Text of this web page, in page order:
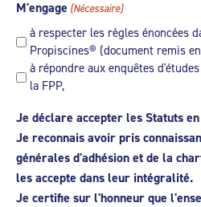
M'engage (Nécessaire)
à respecter les règles énoncées
Propiscines® (document remis
à répondre aux enquêtes
la FPP,
Je déclare accepter les Statuts
Je reconnais avoir pris
générales d'adhésion et de la
les accepte dans leur intégralité.
Je certifie sur l'honneur que